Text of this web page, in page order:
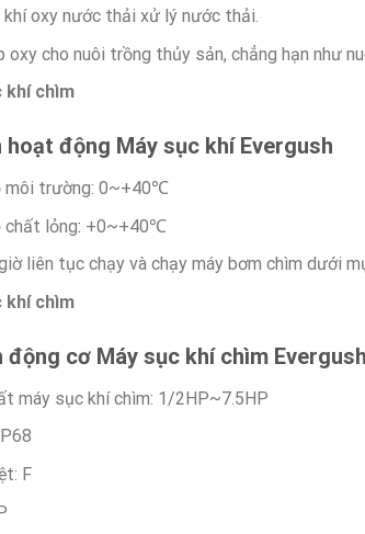
khí oxy nước thải xử lý nước thải.
oxy cho nuôi trồng thủy sản, chẳng hạn như
khí chìm
hoạt động Máy sục khí Evergush
môi trường: 0~+40℃
chất lỏng: +0~+40℃
liên tục chạy và chạy máy bơm chìm dưới
khí chìm
động cơ Máy sục khí chìm
máy sục khí chìm: 1/2HP~7.5HP
F